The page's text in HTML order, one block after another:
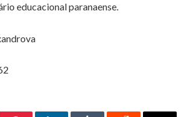
educacional paranaense.